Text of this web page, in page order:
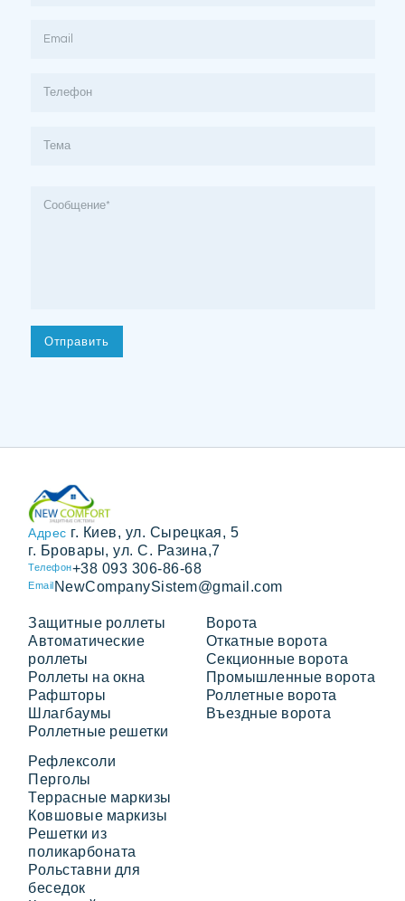
Адрес г. Киев, ул. Сырецкая, 5
г. Бровары, ул. С. Разина,7
Телефон+38 093 306-86-68
Email NewCompanySistem@gmail.com
Защитные роллеты
Автоматические
роллеты
Роллеты на окна
Рафшторы
Шлагбаумы
Роллетные решетки
Ворота
Откатные ворота
Секционные ворота
Промышленные ворота
Роллетные ворота
Въездные ворота
Рефлексоли
Перголы
Террасные маркизы
Ковшовые маркизы
Решетки из
поликарбоната
Рольставни для
беседок